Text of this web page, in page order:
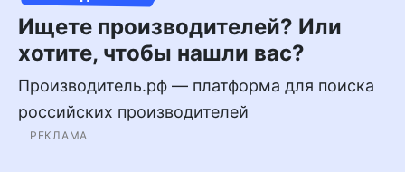
Ищете производителей? Или
хотите, чтобы нашли вас?
Производитель.рф — платформа для поиска
российских производителей
РЕКЛАМА